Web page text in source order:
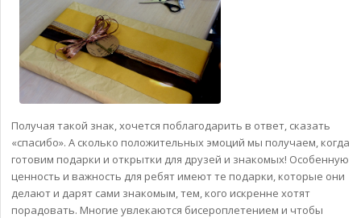
Получая такой знак, хочется поблагодарить в ответ, сказать
«спасибо». А сколько положительных эмоций мы получаем, когда
готовим подарки и открытки для друзей и знакомых! Особенную
ценность и важность для ребят имеют те подарки, которые они
делают и дарят сами знакомым, тем, кого искренне хотят
порадовать. Многие увлекаются бисероплетением и чтобы